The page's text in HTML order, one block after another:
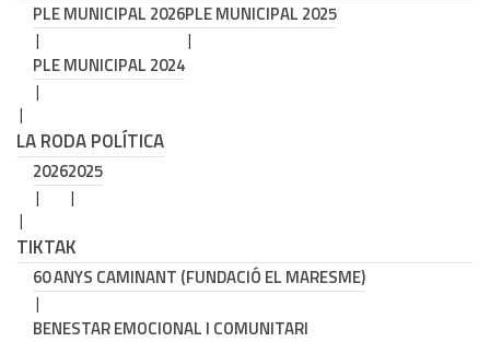
PLE MUNICIPAL 2026PLE MUNICIPAL 2025
PLE MUNICIPAL 2024
LA RODA POLÍTICA
20262025
TIKTAK
60 ANYS CAMINANT (FUNDACIÓ EL MARESME)
BENESTAR EMOCIONAL I COMUNITARI